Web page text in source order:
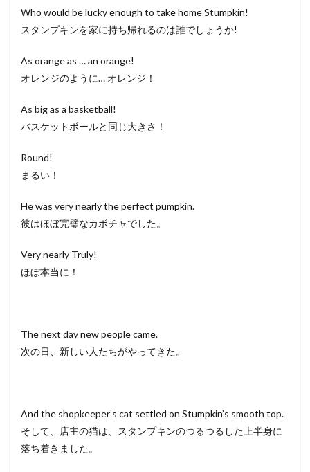
Who would be lucky enough to take home Stumpkin!
スタンプキンを家に持ち帰れるのは誰でしょうか!
As orange as … an orange!
オレンジのように… オレンジ！
As big as a basketball!
バスケットボールと同じ大きさ！
Round!
まるい！
He was very nearly the perfect pumpkin.
彼はほぼ完璧なカボチャでした。
Very nearly Truly!
ほぼ本当に！
The next day new people came.
次の日、新しい人たちがやってきた。
And the shopkeeper’s cat settled on Stumpkin’s smooth top.
そして、店主の猫は、スタンプキンのつるつるした上半身に
落ち着きました。